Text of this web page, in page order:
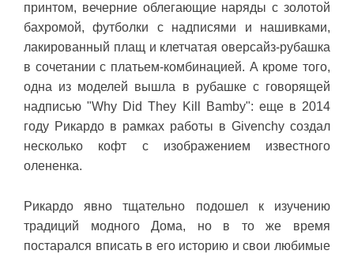
принтом, вечерние облегающие наряды с золотой
бахромой, футболки с надписями и нашивками,
лакированный плащ и клетчатая оверсайз-рубашка
в сочетании с платьем-комбинацией. А кроме того,
одна из моделей вышла в рубашке с говорящей
надписью "Why Did They Kill Bamby": еще в 2014
году Рикардо в рамках работы в Givenchy создал
несколько кофт с изображением известного
олененка.
Рикардо явно тщательно подошел к изучению
традиций модного Дома, но в то же время
постарался вписать в его историю и свои любимые